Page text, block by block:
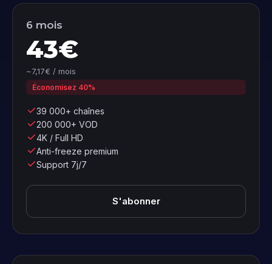
6 mois
43€
~7,17€ / mois
Économisez 40%
39 000+ chaînes
200 000+ VOD
4K / Full HD
Anti-freeze premium
Support 7j/7
S'abonner